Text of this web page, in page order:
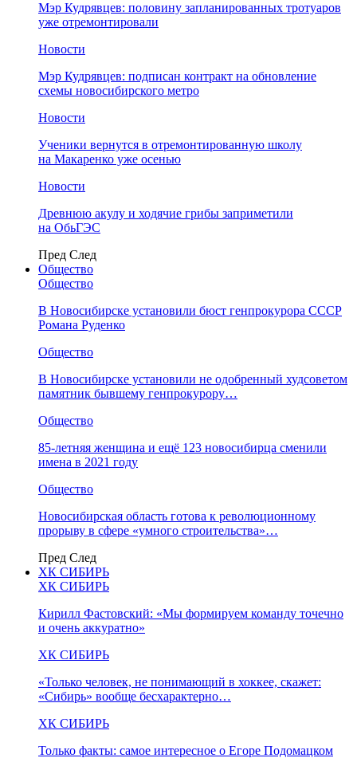
Мэр Кудрявцев: половину запланированных тротуаров
уже отремонтировали
Новости
Мэр Кудрявцев: подписан контракт на обновление
схемы новосибирского метро
Новости
Ученики вернутся в отремонтированную школу
на Макаренко уже осенью
Новости
Древнюю акулу и ходячие грибы заприметили
на ОбьГЭС
Пред След
Общество
Общество
В Новосибирске установили бюст генпрокурора СССР
Романа Руденко
Общество
В Новосибирске установили не одобренный худсоветом
памятник бывшему генпрокурору…
Общество
85-летняя женщина и ещё 123 новосибирца сменили
имена в 2021 году
Общество
Новосибирская область готова к революционному
прорыву в сфере «умного строительства»…
Пред След
ХК СИБИРЬ
ХК СИБИРЬ
Кирилл Фастовский: «Мы формируем команду точечно
и очень аккуратно»
ХК СИБИРЬ
«Только человек, не понимающий в хоккее, скажет:
«Сибирь» вообще бесхарактерно…
ХК СИБИРЬ
Только факты: самое интересное о Егоре Подомацком